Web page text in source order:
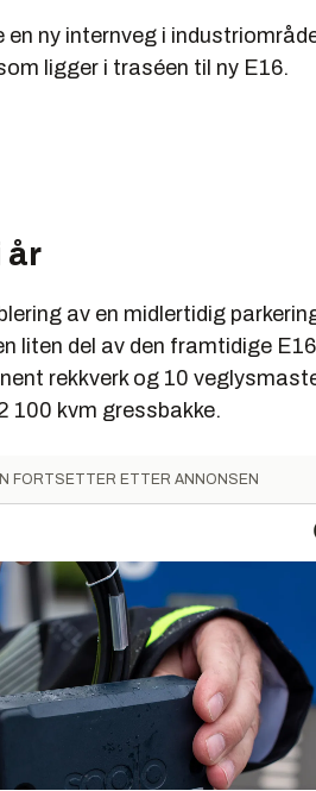
en ny internveg i
ligger i traséen til ny E16.
år
av en midlertidig
liten del av den framtidige
rekkverk og 10
100 kvm gressbakke.
FORTSETTER ETTER ANNONSEN